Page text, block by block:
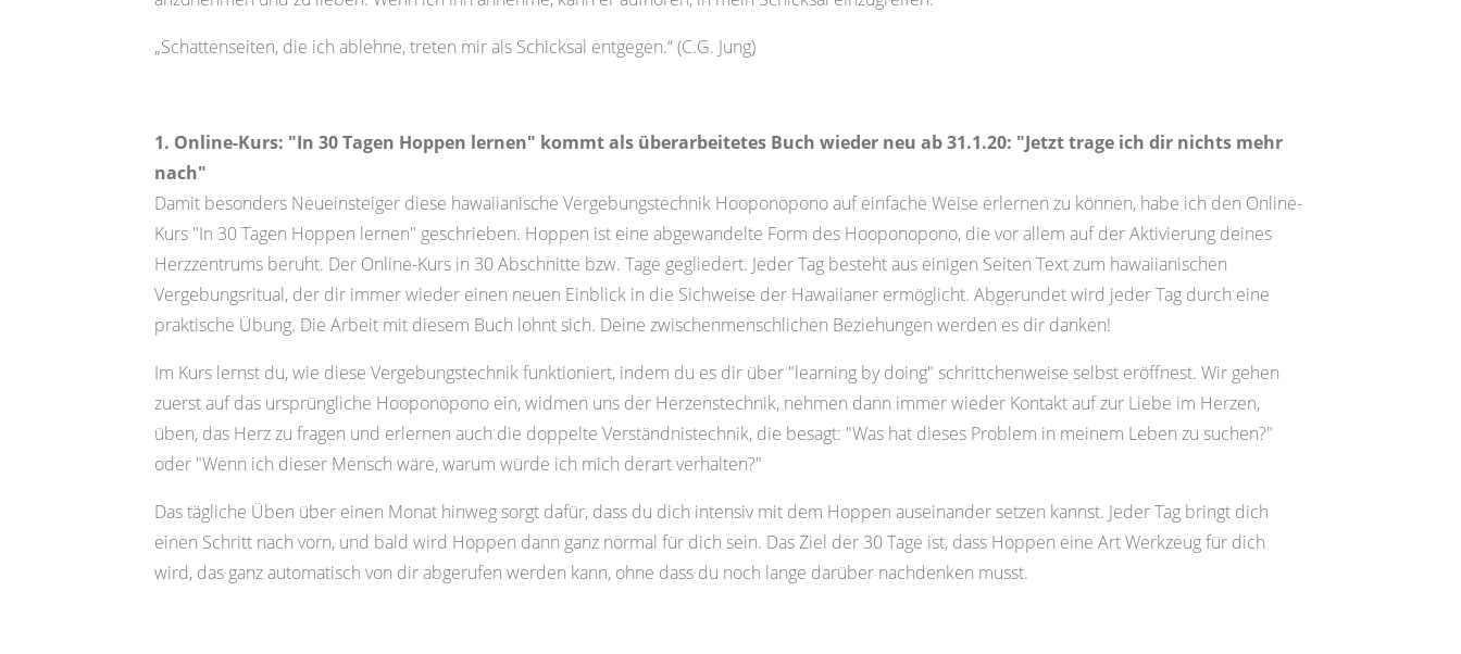
„Schattenseiten, die ich ablehne, treten mir als Schicksal entgegen.“ (C.G. Jung)
1. Online-Kurs: "In 30 Tagen Hoppen lernen" kommt als überarbeitetes Buch wieder neu ab 31.1.20: "Jetzt trage ich dir nichts mehr
nach"
Damit besonders Neueinsteiger diese hawaiianische Vergebungstechnik Hooponopono auf einfache Weise erlernen zu können, habe ich den Online-
Kurs "In 30 Tagen Hoppen lernen" geschrieben. Hoppen ist eine abgewandelte Form des Hooponopono, die vor allem auf der Aktivierung deines
Herzzentrums beruht. Der Online-Kurs in 30 Abschnitte bzw. Tage gegliedert. Jeder Tag besteht aus einigen Seiten Text zum hawaiianischen
Vergebungsritual, der dir immer wieder einen neuen Einblick in die Sichweise der Hawaiianer ermöglicht. Abgerundet wird jeder Tag durch eine
praktische Übung. Die Arbeit mit diesem Buch lohnt sich. Deine zwischenmenschlichen Beziehungen werden es dir danken!
Im Kurs lernst du, wie diese Vergebungstechnik funktioniert, indem du es dir über "learning by doing" schrittchenweise selbst eröffnest. Wir gehen
zuerst auf das ursprüngliche Hooponopono ein, widmen uns der Herzenstechnik, nehmen dann immer wieder Kontakt auf zur Liebe im Herzen,
üben, das Herz zu fragen und erlernen auch die doppelte Verständnistechnik, die besagt: "Was hat dieses Problem in meinem Leben zu suchen?"
oder "Wenn ich dieser Mensch wäre, warum würde ich mich derart verhalten?"
Das tägliche Üben über einen Monat hinweg sorgt dafür, dass du dich intensiv mit dem Hoppen auseinander setzen kannst. Jeder Tag bringt dich
einen Schritt nach vorn, und bald wird Hoppen dann ganz normal für dich sein. Das Ziel der 30 Tage ist, dass Hoppen eine Art Werkzeug für dich
wird, das ganz automatisch von dir abgerufen werden kann, ohne dass du noch lange darüber nachdenken musst.